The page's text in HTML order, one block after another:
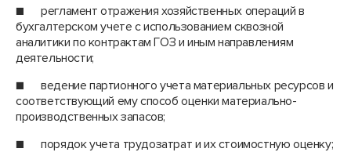
■ регламент отражения хозяйственных операций в
бухгалтерском учете с использованием сквозной
аналитики по контрактам ГОЗ и иным направлениям
деятельности;
■ ведение партионного учета материальных ресурсов и
соответствующий ему способ оценки материально-
производственных запасов;
■ порядок учета трудозатрат и их стоимостную оценку;